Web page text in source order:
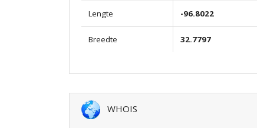
Lengte -96.8022
Breedte 32.7797
WHOIS